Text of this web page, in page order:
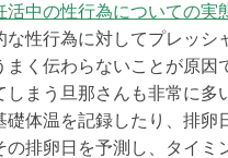
活中の性行為についての実
な性行為に対してプレッシ
く伝わらないことが原因
まう旦那さんも非常に多
体温を記録したり、排卵
排卵日を予測し、タイミ